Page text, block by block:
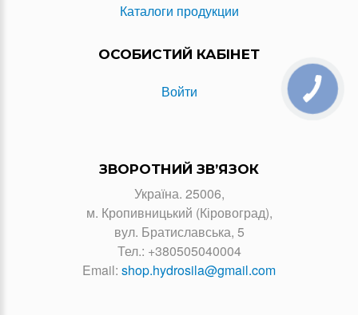
Каталоги продукции
ОСОБИСТИЙ КАБІНЕТ
Войти
ЗВОРОТНИЙ ЗВ’ЯЗОК
Україна. 25006,
м. Кропивницький (Кіровоград),
вул. Братиславська, 5
Тел.: +380505040004
Email: shop.hydrosila@gmail.com